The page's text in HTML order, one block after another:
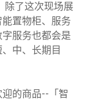
除了这次现场展
置物柜、服务
服务也都会是
中、长期目
的商品--「智